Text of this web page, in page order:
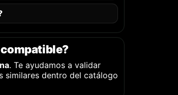
. Te ayudamos a validar
similares dentro del catálogo